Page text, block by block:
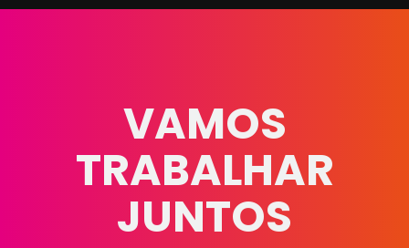
VAMOS
TRABALHAR
JUNTOS